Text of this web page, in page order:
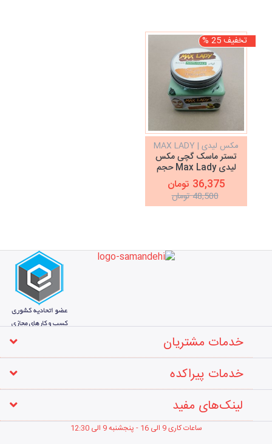
تخفیف 25 %
مکس لیدی | MAX LADY
تستر ماسک گچی مکس
لیدی Max Lady حجم
300 میلی لیتر
36,375 تومان
48,500 تومان
خدمات مشتریان
خدمات پیراکده
لینک‌های مفید
ساعات کاری 9 الی 16 - پنجشنبه 9 الی 12 :30